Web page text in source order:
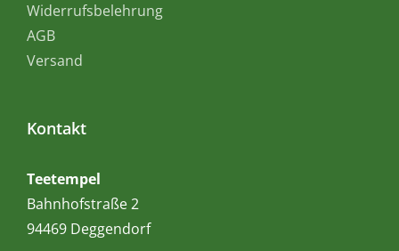
Widerrufsbelehrung
AGB
Versand
Kontakt
Teetempel
Bahnhofstraße 2
94469 Deggendorf